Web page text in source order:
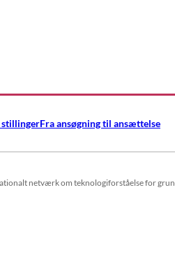
stillingerFra ansøgning til ansættelse
netværk om teknologiforståelse for